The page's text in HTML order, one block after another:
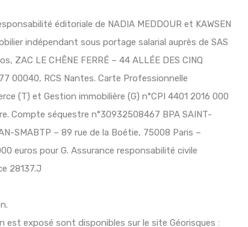
éditoriale de NADIA MEDDOUR et KAWSEN
indépendant sous portage salarial auprès de SAS
ZAC LE CHÊNE FERRÉ – 44 ALLÉE DES CINQ
00040, RCS Nantes. Carte Professionnelle
(T) et Gestion immobilière (G) n°CPI 4401 2016 000
Compte séquestre n°30932508467 BPA SAINT-
SMABTP – 89 rue de la Boétie, 75008 Paris –
euros pour G. Assurance responsabilité civile
28137.J
est exposé sont disponibles sur le site Géorisques :